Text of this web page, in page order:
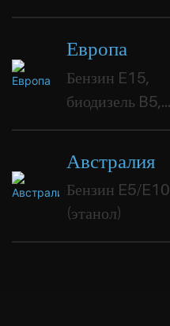
Европа
Бензин E15,
биодизель B5,
B7.
Австралия
Бензин E5/E10
(этанол)